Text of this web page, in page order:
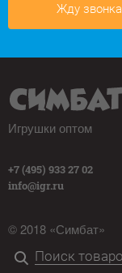
Жду звонка
Игрушки оптом
+7 (495) 933 27 02
info@igr.ru
© 2018 «Симбат»